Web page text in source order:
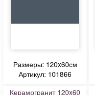
Размеры: 120x60см
Артикул: 101866
Керамогранит 120x60